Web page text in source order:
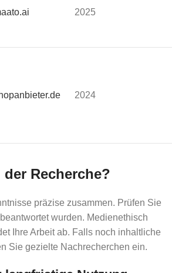
2025
2024
Recherche?
präzise zusammen. Prüfen Sie
wurden. Medienethisch
Ihre Arbeit ab. Falls noch inhaltliche
Sie gezielte Nachrecherchen ein.